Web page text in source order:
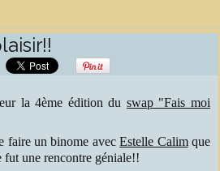
la 4ème édition du swap "Fais moi
faire un binome avecEstelle Calimque
fut une rencontre géniale!!